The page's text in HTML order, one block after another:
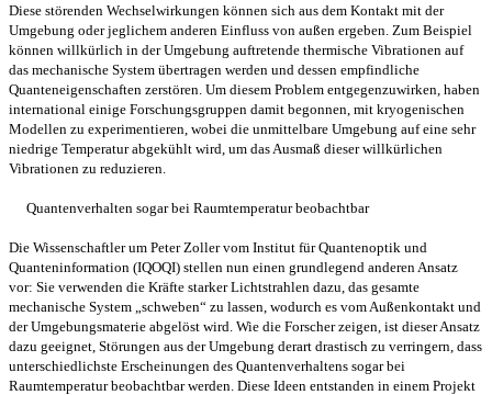
Diese störenden Wechselwirkungen können sich aus dem Kontakt mit der
Umgebung oder jeglichem anderen Einfluss von außen ergeben. Zum Beispiel
können willkürlich in der Umgebung auftretende thermische Vibrationen auf
das mechanische System übertragen werden und dessen empfindliche
Quanteneigenschaften zerstören. Um diesem Problem entgegenzuwirken, haben
international einige Forschungsgruppen damit begonnen, mit kryogenischen
Modellen zu experimentieren, wobei die unmittelbare Umgebung auf eine sehr
niedrige Temperatur abgekühlt wird, um das Ausmaß dieser willkürlichen
Vibrationen zu reduzieren.
Quantenverhalten sogar bei Raumtemperatur beobachtbar
Die Wissenschaftler um Peter Zoller vom Institut für Quantenoptik und
Quanteninformation (IQOQI) stellen nun einen grundlegend anderen Ansatz
vor: Sie verwenden die Kräfte starker Lichtstrahlen dazu, das gesamte
mechanische System „schweben“ zu lassen, wodurch es vom Außenkontakt und
der Umgebungsmaterie abgelöst wird. Wie die Forscher zeigen, ist dieser Ansatz
dazu geeignet, Störungen aus der Umgebung derart drastisch zu verringern, dass
unterschiedlichste Erscheinungen des Quantenverhaltens sogar bei
Raumtemperatur beobachtbar werden. Diese Ideen entstanden in einem Projekt